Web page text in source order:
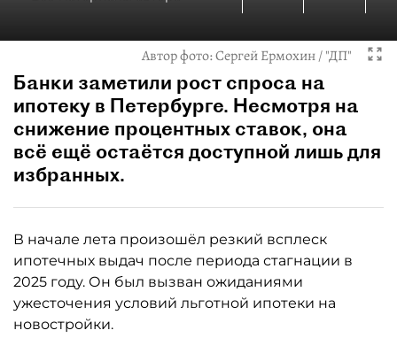
Автор фото:Сергей Ермохин / "ДП"
Банки заметили рост спроса на
ипотеку в Петербурге. Несмотря на
снижение процентных ставок, она
всё ещё остаётся доступной лишь для
избранных.
В начале лета произошёл резкий всплеск
ипотечных выдач после периода стагнации в
2025 году. Он был вызван ожиданиями
ужесточения условий льготной ипотеки на
новостройки.